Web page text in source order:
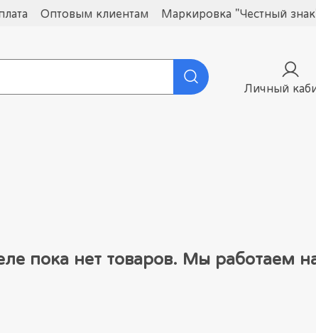
Оптовым клиентам Маркировка "Честный
Личный
пока нет товаров. Мы работаем